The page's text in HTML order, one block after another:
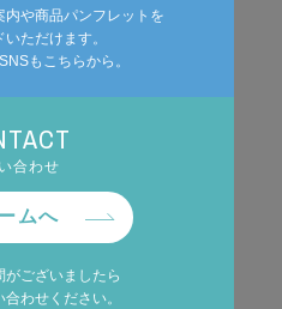
内や商品パンフレットを
ただけます。
もこちらから。
合わせ
ムへ
がございましたら
わせください。